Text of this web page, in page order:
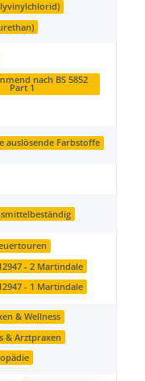
nach BS 5852
Part 1
auslösende Farbstoffe
- 2 Martindale
- 1 Martindale
& Wellness
& Arztpraxen